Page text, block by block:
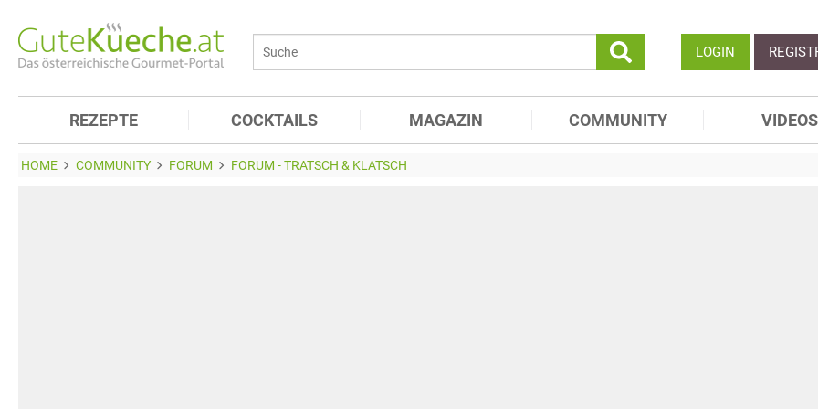
LOGIN
REZEPTE COCKTAILS MAGAZIN COMMUNITY VIDEOS
HOME COMMUNITY FORUM FORUM - TRATSCH & KLATSCH